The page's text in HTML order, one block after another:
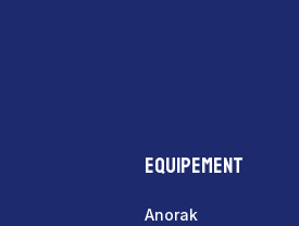
Equipement
Anorak